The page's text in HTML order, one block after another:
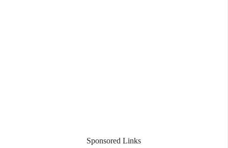
Sponsored Links